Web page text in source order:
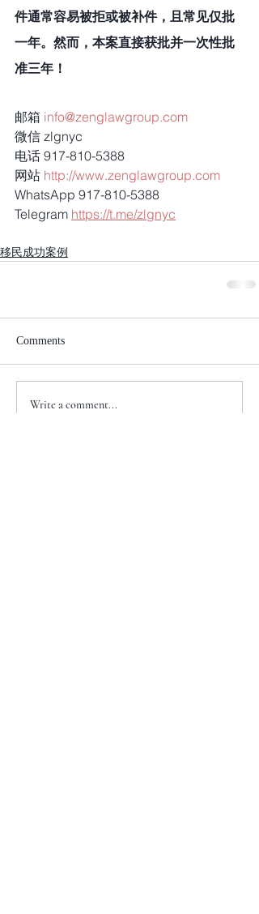
件通常容易被拒或被补件，且常见仅批
一年。然而，本案直接获批并一次性批
准三年！
邮箱 info@zenglawgroup.com
微信 zlgnyc
电话 917-810-5388
网站 http://www.zenglawgroup.com
WhatsApp 917-810-5388
Telegram https://t.me/zlgnyc
移民成功案例
Comments
Write a comment...